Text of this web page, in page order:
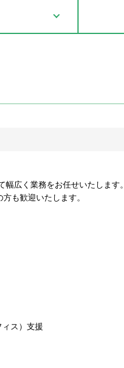
広く業務をお任せいたします。
も歓迎いたします。
ス）支援